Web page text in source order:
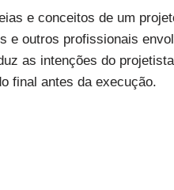
e conceitos de um
e outros profissionais
as intenções do
final antes da execução.